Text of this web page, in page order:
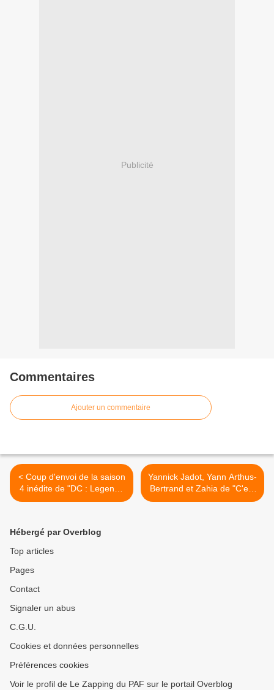
Publicité
Commentaires
Ajouter un commentaire
< Coup d'envoi de la saison
4 inédite de "DC : Legends
of Tomorrow" ce soir sur
Yannick Jadot, Yann Arthus-
Bertrand et Zahia de "C'est
l'hebdo" ce samedi sur
Hébergé par Overblog
Top articles
Pages
Contact
Signaler un abus
C.G.U.
Cookies et données personnelles
Préférences cookies
Voir le profil de Le Zapping du PAF sur le portail Overblog